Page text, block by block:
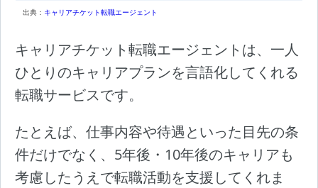
出典： キャリアチケット転職エージェント
キャリアチケット転職エージェントは、一人
ひとりのキャリアプランを言語化してくれる
転職サービスです。
たとえば、仕事内容や待遇といった目先の条
件だけでなく、5年後・10年後のキャリアも
考慮したうえで転職活動を支援してくれま